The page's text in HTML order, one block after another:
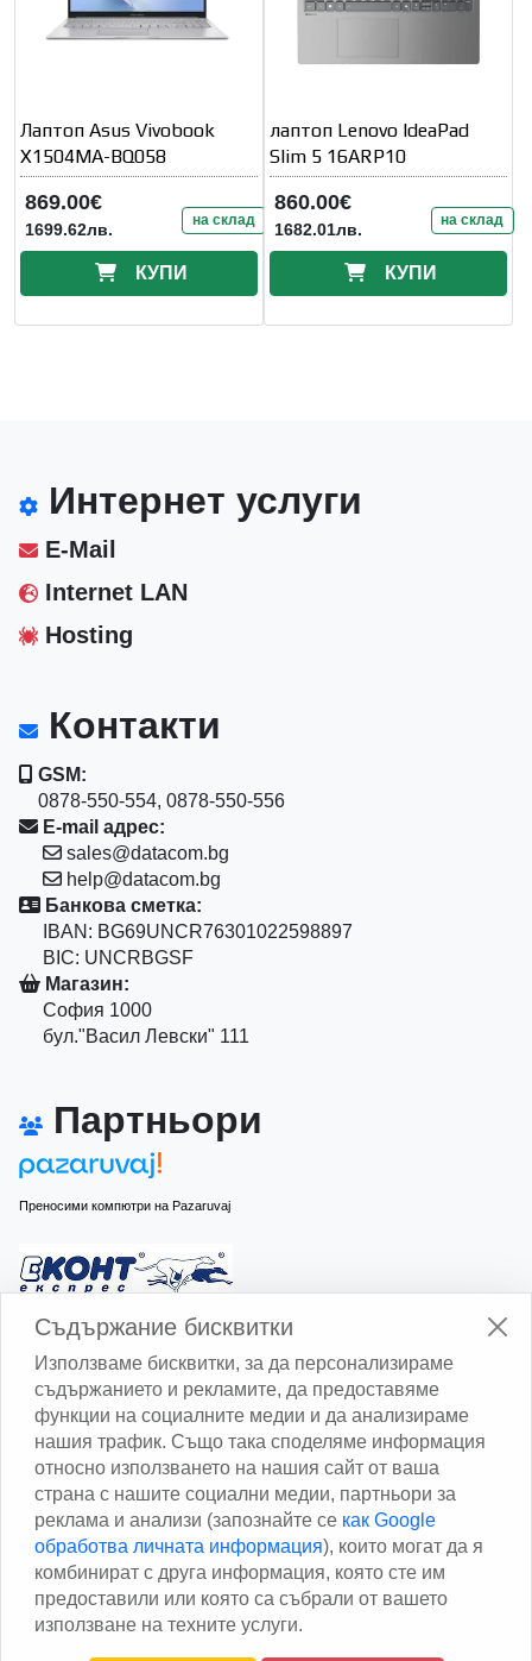
Лаптоп Asus Vivobook
X1504MA-BQ058
869.00€
1699.62лв. на склад
КУПИ
лаптоп Lenovo IdeaPad
Slim 5 16ARP10
860.00€
1682.01лв. на склад
КУПИ
Интернет услуги
E-Mail
Internet LAN
Hosting
Контакти
GSM:
0878-550-554, 0878-550-556
E-mail адрес:
sales@datacom.bg
help@datacom.bg
Банкова сметка:
IBAN: BG69UNCR76301022598897
BIC: UNCRBGSF
Магазин:
София 1000
бул."Васил Левски" 111
Партньори
Преносими компютри на Pazaruvaj
Изчисли доставката с Еконт
Изчисли доставката със Спиди
Facebook
Съдържание бисквитки
Използваме бисквитки, за да персонализираме
съдържанието и рекламите, да предоставяме
функции на социалните медии и да анализираме
нашия трафик. Също така споделяме информация
относно използването на нашия сайт от ваша
страна с нашите социални медии, партньори за
реклама и анализи (запознайте се как Google
обработва личната информация), които могат да я
комбинират с друга информация, която сте им
предоставили или която са събрали от вашето
използване на техните услуги.